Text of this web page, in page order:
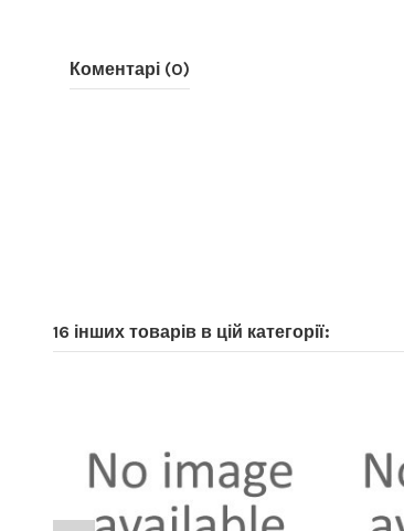
Коментарі (0)
16 інших товарів в цій категорії: